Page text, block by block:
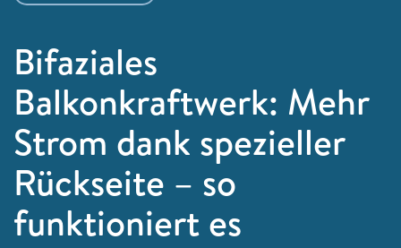
Bifaziales
Balkonkraftwerk: Mehr
Strom dank spezieller
Rückseite – so
funktioniert es